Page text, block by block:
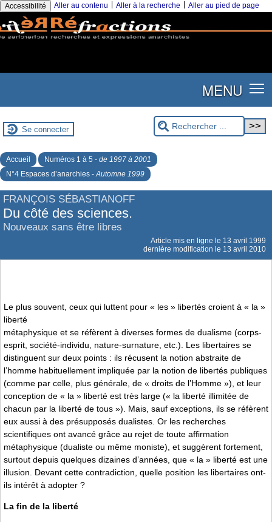
Accessibilité Aller au contenu Aller à la recherche Aller au pied de page
MENU
Se connecter
Accueil Numéros 1 à 5 - de 1997 à 2001
N°4 Espaces d’anarchies -Automne 1999
FRANÇOIS SÉBASTIANOFF
Du côté des sciences.
Nouveaux sans être libres
Article mis en ligne le 13 avril 1999
dernière modification le 13 avril 2010
Le plus souvent, ceux qui luttent pour « les » libertés croient à « la »
liberté
métaphysique et se réfèrent à diverses formes de dualisme (corps-
esprit, société-individu, nature-surnature, etc.). Les libertaires se
distinguent sur deux points : ils récusent la notion abstraite de
l’homme habituellement impliquée par la notion de libertés publiques
(comme par celle, plus générale, de « droits de l’Homme »), et leur
conception de « la » liberté est très large (« la liberté illimitée de
chacun par la liberté de tous »). Mais, sauf exceptions, ils se réfèrent
eux aussi à des présupposés dualistes. Or les recherches
scientifiques ont avancé grâce au rejet de toute affirmation
métaphysique (dualiste ou même moniste), et suggèrent fortement,
surtout depuis quelques dizaines d’années, que « la » liberté est une
illusion. Devant cette contradiction, quelle position les libertaires ont-
ils intérêt à adopter ?
La fin de la liberté